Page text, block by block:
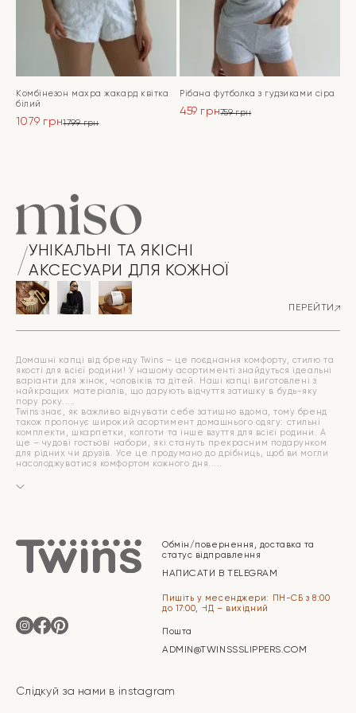
Комбінезон махра жакард квітка
білий
1799грн
1079 грн
Рібана футболка з гудзиками сіра
759грн
459 грн
УНІКАЛЬНІ ТА ЯКІСНІ
АКСЕСУАРИ ДЛЯ КОЖНОЇ
ПЕРЕЙТИ
Домашні капці від бренду Twins – це поєднання комфорту, стилю та
якості для всієї родини! У нашому асортименті знайдуться ідеальні
варіанти для жінок, чоловіків та дітей. Наші капці виготовлені з
найкращих матеріалів, що дарують відчуття затишку в будь-яку
пору року.
Twins знає, як важливо відчувати себе затишно вдома, тому бренд
також пропонує широкий асортимент домашнього одягу: стильні
комплекти, шкарпетки, колготи та інше взуття для всієї родини. А
ще – чудові гостьові набори, які стануть прекрасним подарунком
для рідних чи друзів. Усе це продумано до дрібниць, щоб ви могли
насолоджуватися комфортом кожного дня.
Обмін/повернення, доставка та
статус відправлення
НАПИСАТИ В TELEGRAM
Пишіть у месенджери: ПН-СБ з 8:00
до 17:00, НД – вихідний
Пошта
ADMIN@TWINSSSLIPPERS.COM
Слідкуй за нами в instagram